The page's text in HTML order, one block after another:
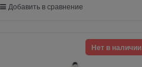
Добавить в сравнение
Нет в наличии